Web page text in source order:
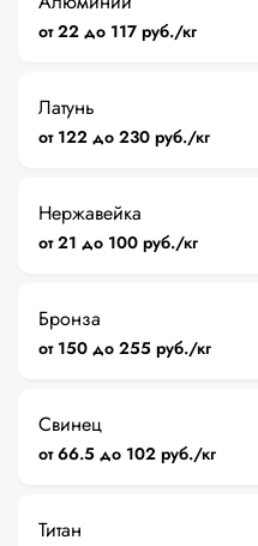
от 22 до 117 руб./кг
Латунь
от 122 до 230 руб./кг
Нержавейка
от 21 до 100 руб./кг
Бронза
от 150 до 255 руб./кг
Свинец
от 66.5 до 102 руб./кг
Титан